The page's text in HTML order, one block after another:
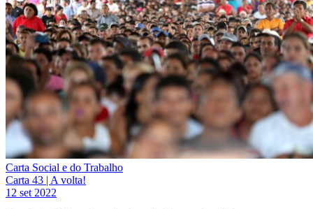
Carta Social e do Trabalho
Carta 43 | A volta!
12 set 2022